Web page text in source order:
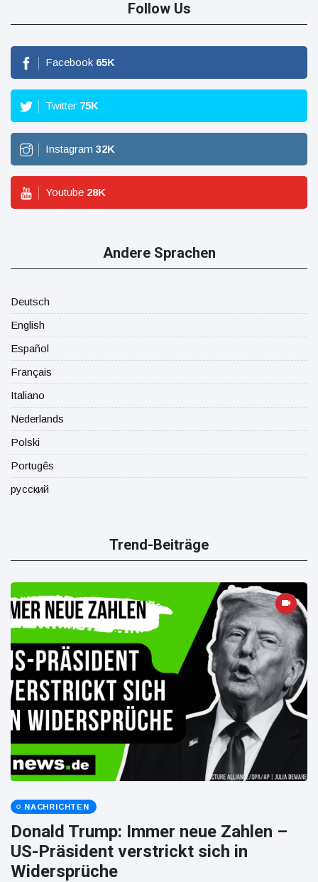
Follow Us
Facebook 65K
Twitter 75K
Instagram 32K
Youtube 28K
Andere Sprachen
Deutsch
English
Español
Français
Italiano
Nederlands
Polski
Portugês
русский
Trend-Beiträge
NACHRICHTEN
Donald Trump: Immer neue Zahlen –
US-Präsident verstrickt sich in
Widersprüche